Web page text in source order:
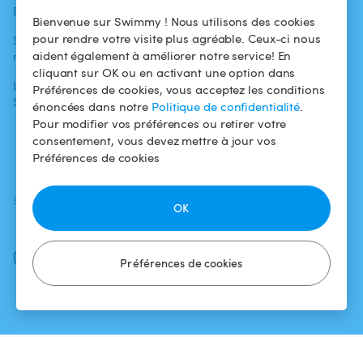
Bienvenue sur Swimmy ! Nous utilisons des cookies
pour rendre votre visite plus agréable. Ceux-ci nous
aident également à améliorer notre service! En
cliquant sur OK ou en activant une option dans
Préférences de cookies, vous acceptez les conditions
énoncées dans notre Politique de confidentialité.
Pour modifier vos préférences ou retirer votre
consentement, vous devez mettre à jour vos
Préférences de cookies
Préférences de cookies
OK
Blog
Swimmy dans les
médias
L'aventure
Swimmy
baigneurs
Pour les
propriétaires
Louer ma piscine
Comment ça
marche ?
Conditions
d'utilisation
Politique de
confidentialité
Mentions légales
SUIVEZ-NOUS
Facebook
Instagram